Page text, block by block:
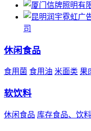
司
休闲食品
食用菌 食用油 米面类 果
软饮料
休闲食品 库存食品、饮料